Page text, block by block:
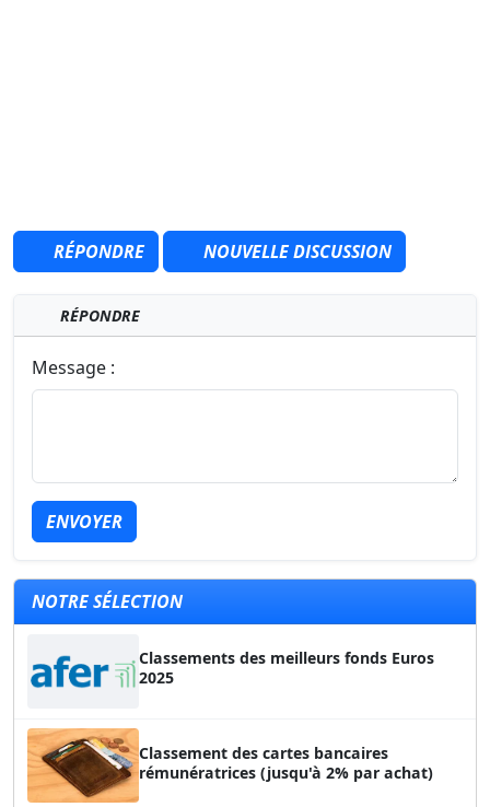
RÉPONDRE NOUVELLE DISCUSSION
RÉPONDRE
Message :
ENVOYER
NOTRE SÉLECTION
Classements des meilleurs fonds Euros
2025
Classement des cartes bancaires
rémunératrices (jusqu'à 2% par achat)